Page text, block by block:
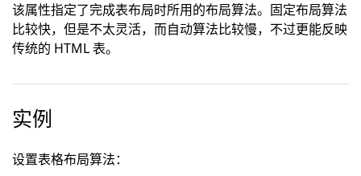
该属性指定了完成表布局时所用的布局算法。固定布局算法
比较快，但是不太灵活，而自动算法比较慢，不过更能反映
传统的 HTML 表。
实例
设置表格布局算法：